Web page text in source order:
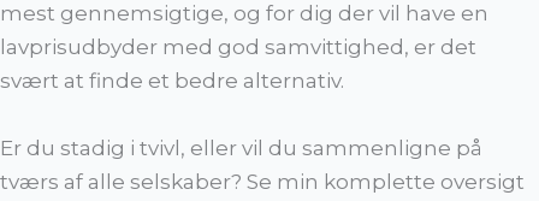
mest gennemsigtige, og for dig der vil have en
lavprisudbyder med god samvittighed, er det
svært at finde et bedre alternativ.
Er du stadig i tvivl, eller vil du sammenligne på
tværs af alle selskaber? Se min komplette oversigt